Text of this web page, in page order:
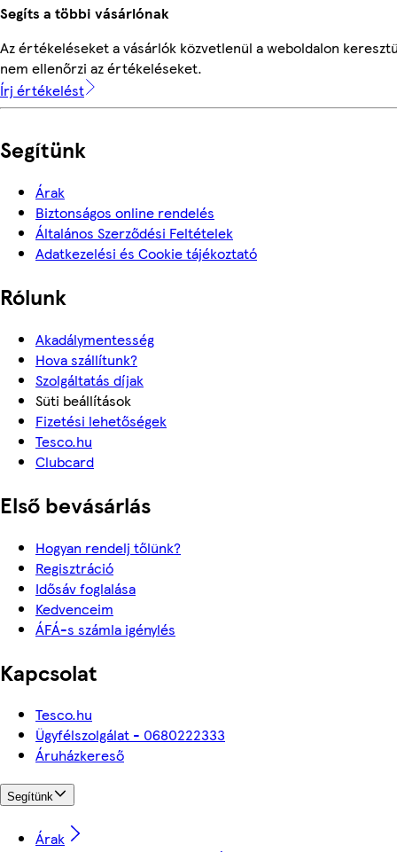
Segíts a többi vásárlónak
Az értékeléseket a vásárlók közvetlenül a weboldalon
nem ellenőrzi az értékeléseket.
Írj értékelést
Segítünk
Árak
Biztonságos online rendelés
Általános Szerződési Feltételek
Adatkezelési és Cookie tájékoztató
Rólunk
Akadálymentesség
Hova szállítunk?
Szolgáltatás díjak
Süti beállítások
Fizetési lehetőségek
Tesco.hu
Clubcard
Első bevásárlás
Hogyan rendelj tőlünk?
Regisztráció
Idősáv foglalása
Kedvenceim
ÁFÁ-s számla igénylés
Kapcsolat
Tesco.hu
Ügyfélszolgálat - 0680222333
Áruházkereső
Segítünk
Árak